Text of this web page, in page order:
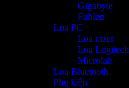
Gigabyte
Fuhlen
Loa PC
Loa razer
Loa Logitech
Microlab
Loa Bluetooth
Phụ kiện